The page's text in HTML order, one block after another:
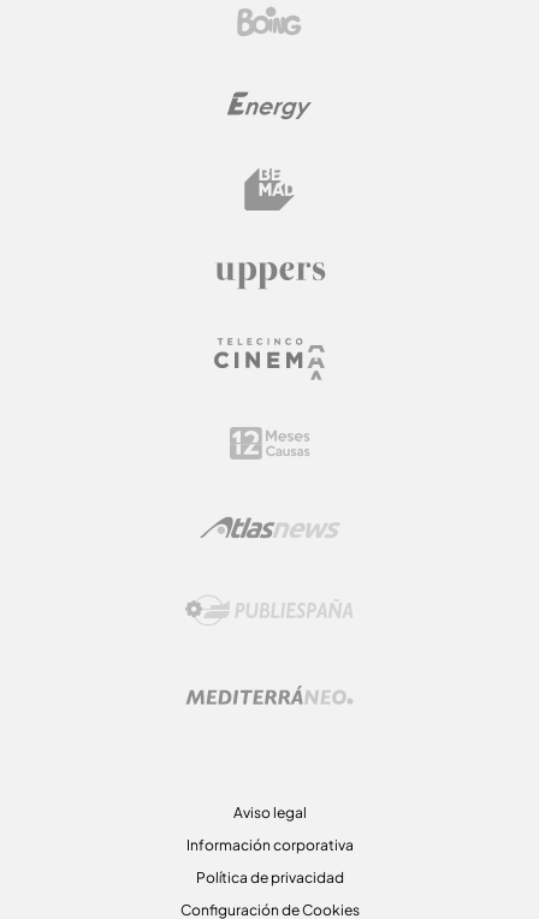
Aviso legal
Información corporativa
Política de privacidad
Configuración de Cookies